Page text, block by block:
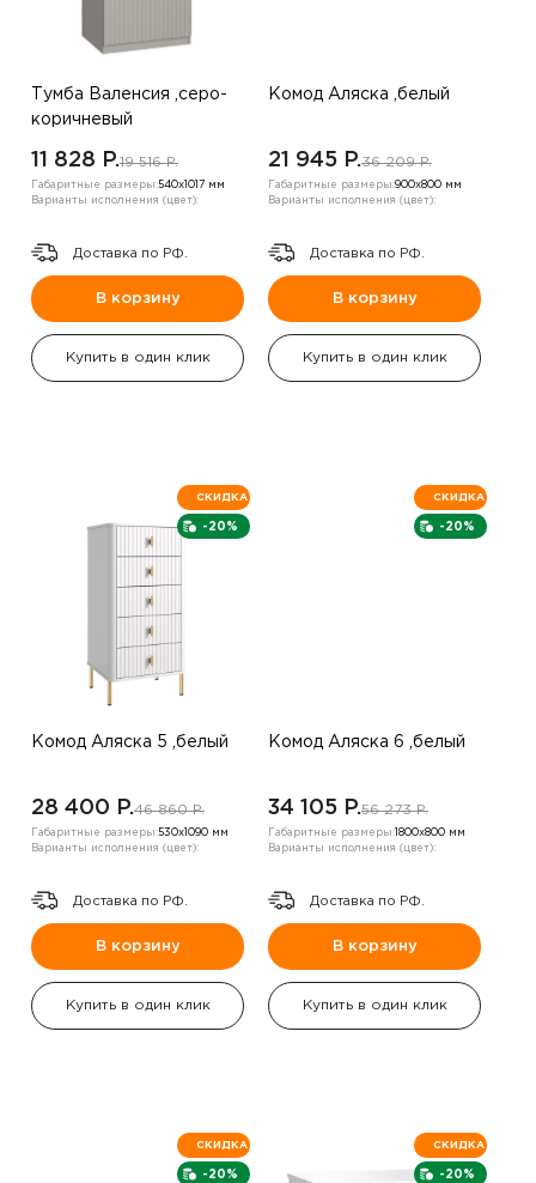
Тумба Валенсия ,серо-
коричневый
11 828 P.19 516 P.
Габаритные размеры:540х1017 мм
Варианты исполнения (цвет):
Доставка по РФ.
В корзину
Купить в один клик
Комод Аляска ,белый
21 945 P.36 209 P.
Габаритные размеры:900х800 мм
Варианты исполнения (цвет):
Доставка по РФ.
В корзину
Купить в один клик
-20%
СКИДКА
Комод Аляска 5 ,белый
28 400 P.46 860 P.
Габаритные размеры:530х1090 мм
Варианты исполнения (цвет):
Доставка по РФ.
В корзину
Купить в один клик
-20%
СКИДКА
Комод Аляска 6 ,белый
34 105 P.56 273 P.
Габаритные размеры: 1800х800 мм
Варианты исполнения (цвет):
Доставка по РФ.
В корзину
Купить в один клик
-20%
СКИДКА
-20%
СКИДКА